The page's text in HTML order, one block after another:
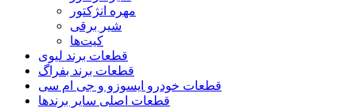
مهره انژکتور
شیر برقی
کیت‌ها
قطعات برند لیوی
قطعات برند بفراگ
قطعات خودرو ایسوزو و جی ام سی
قطعات اصلی سایر برندها